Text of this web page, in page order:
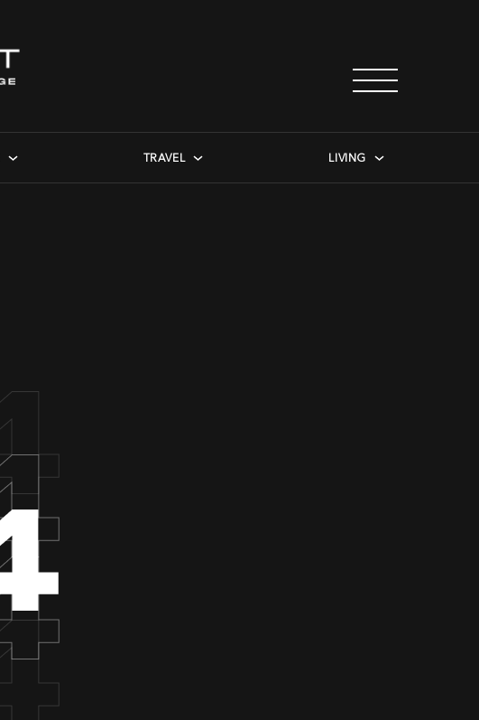
TRAVEL LIVING